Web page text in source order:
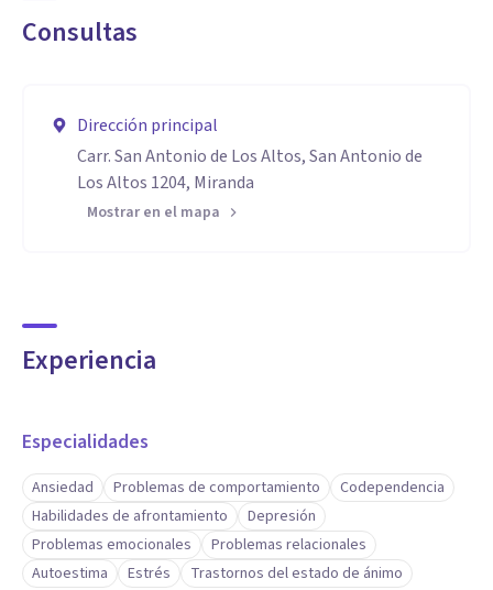
Consultas
Dirección principal
Carr. San Antonio de Los Altos, San Antonio de
Los Altos 1204, Miranda
Mostrar en el mapa
Experiencia
Especialidades
Ansiedad Problemas de comportamiento
Codependencia
Habilidades de afrontamiento
Depresión
Problemas emocionales
Problemas relacionales
Autoestima
Estrés Trastornos del estado de ánimo